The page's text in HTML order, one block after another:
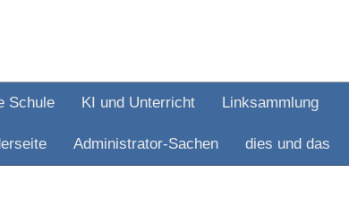
Schule KI und Unterricht Linksammlung
Administrator-Sachen dies und das